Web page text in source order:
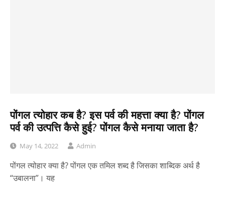
पोंगल त्योहार कब है? इस पर्व की महत्ता क्या है? पोंगल
पर्व की उत्पत्ति कैसे हुई? पोंगल कैसे मनाया जाता है?
May 14, 2022 Admin
पोंगल त्योहार क्या है? पोंगल एक तमिल शब्द है जिसका शाब्दिक अर्थ है
“उबालना”। यह